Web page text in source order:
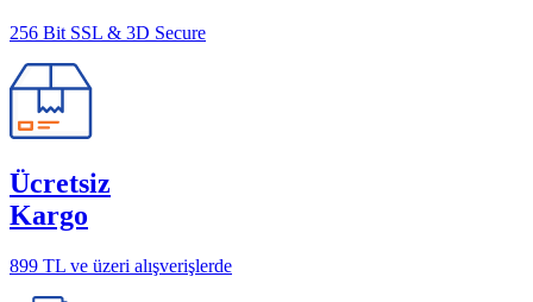
256 Bit SSL & 3D Secure
Ücretsiz
Kargo
899 TL ve üzeri alışverişlerde